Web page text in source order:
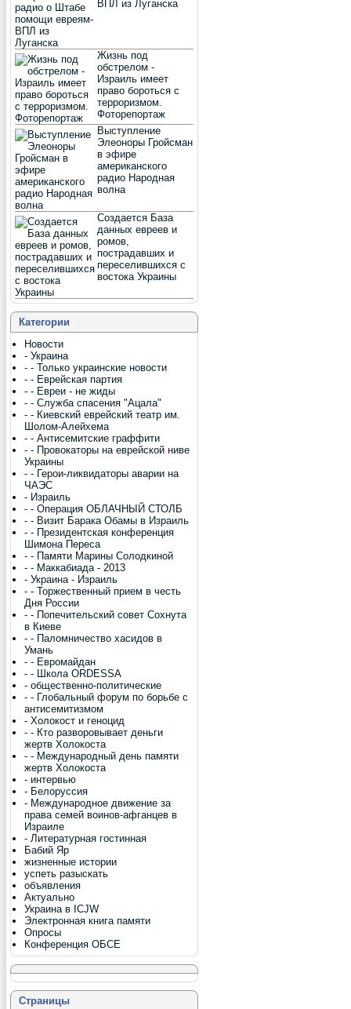
ВПЛ из Луганска
Жизнь под
обстрелом -
Израиль имеет
право бороться с
терроризмом.
Фоторепортаж
Выступление
Элеоноры Гройсман
в эфире
американского
радио Народная
волна
Создается База
данных евреев и
ромов,
пострадавших и
переселившихся с
востока Украины
Категории
Новости
- Украина
- - Только украинские новости
- - Еврейская партия
- - Евреи - не жиды
- - Служба спасения "Ацала"
- - Киевский еврейский театр им.
Шолом-Алейхема
- - Антисемитские граффити
- - Провокаторы на еврейской ниве
Украины
- - Герои-ликвидаторы аварии на
ЧАЭС
- Израиль
- - Операция ОБЛАЧНЫЙ СТОЛБ
- - Визит Барака Обамы в Израиль
- - Президентская конференция
Шимона Переса
- - Памяти Марины Солодкиной
- - Маккабиада - 2013
- Украина - Израиль
- - Торжественный прием в честь
Дня России
- - Попечительский совет Сохнута
в Киеве
- - Паломничество хасидов в
Умань
- - Евромайдан
- - Школа ORDESSA
- общественно-политические
- - Глобальный форум по борьбе с
антисемитизмом
- Холокост и геноцид
- - Кто разворовывает деньги
жертв Холокоста
- - Международный день памяти
жертв Холокоста
- интервью
- Белоруссия
- Международное движение за
права семей воинов-афганцев в
Израиле
- Литературная гостинная
Бабий Яр
жизненные истории
успеть разыскать
объявления
Актуально
Украина в ICJW
Электронная книга памяти
Опросы
Конференция ОБСЕ
Страницы